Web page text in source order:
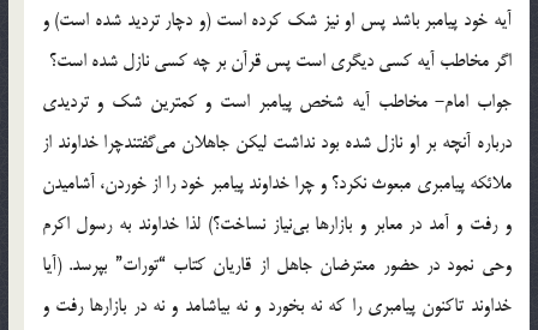
آيه خود پيامبر باشد پس او نيز شك كرده است (و دچار ترديد شده است) و
اگر مخاطب آيه كسي ديگري است پس قرآن بر چه كسي نازل شده است؟
جواب امام- مخاطب آيه شخص پيامبر است و كمترين شك و ترديدي
درباره آنچه بر او نازل شده بود نداشت ليكن جاهلان مي‌گفتندچرا خداوند از
ملائكه پيامبري مبعوث نكرد؟ و چرا خداوند پيامبر خود را از خوردن، آشاميدن
و رفت و آمد در معابر و بازارها بي‌نياز نساخت؟) لذا خداوند به رسول اكرم
وحي نمود در حضور معترضان جاهل از قاريان كتاب “تورات” بپرسد. (آيا
خداوند تاكنون پيامبري را كه نه بخورد و نه بياشامد و نه در بازارها رفت و